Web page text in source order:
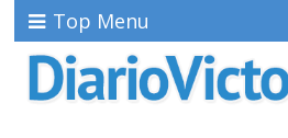
Top Menu